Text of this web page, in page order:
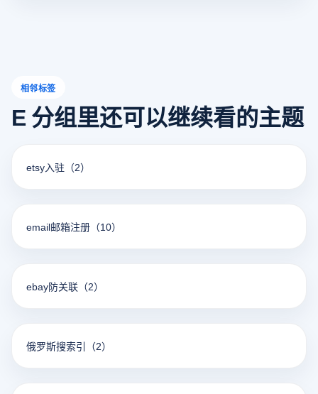
相邻标签
E 分组里还可以继续看的主题
etsy入驻 （2）
email邮箱注册 （10）
ebay防关联 （2）
俄罗斯搜索引 （2）